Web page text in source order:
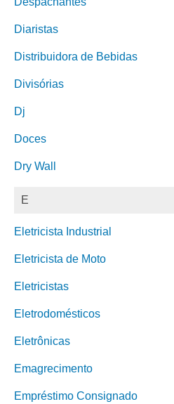
Diaristas
Distribuidora de Bebidas
Divisórias
Dj
Doces
Dry Wall
E
Eletricista Industrial
Eletricista de Moto
Eletricistas
Eletrodomésticos
Eletrônicas
Emagrecimento
Empréstimo Consignado